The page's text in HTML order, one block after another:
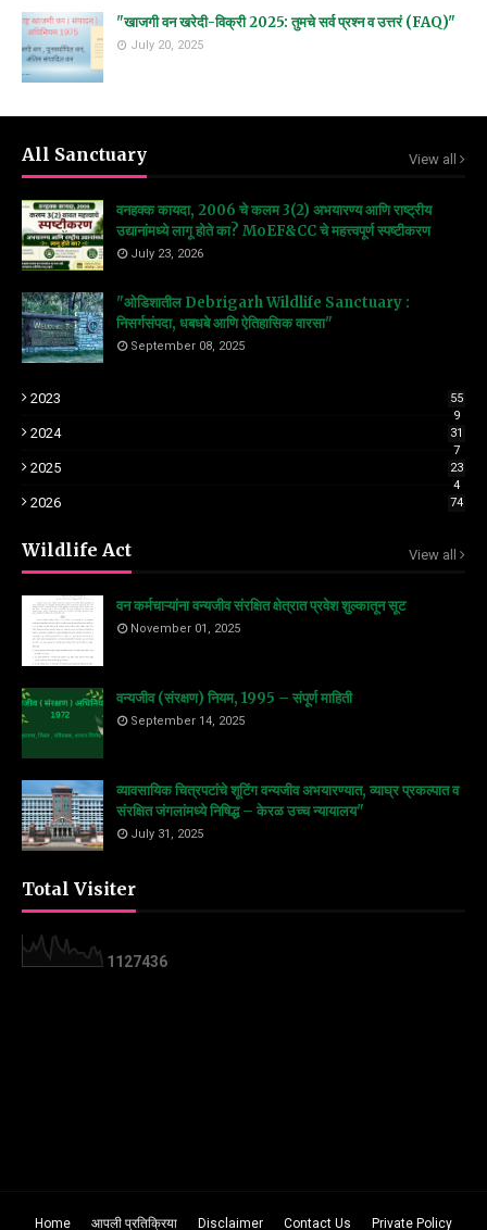
"खाजगी वन खरेदी-विक्री 2025: तुमचे सर्व प्रश्न व उत्तरं (FAQ)"
July 20, 2025
All Sanctuary View all
वनहक्क कायदा, 2006 चे कलम 3(2) अभयारण्य आणि राष्ट्रीय
उद्यानांमध्ये लागू होते का? MoEF&CC चे महत्त्वपूर्ण स्पष्टीकरण
July 23, 2026
"ओडिशातील Debrigarh Wildlife Sanctuary :
निसर्गसंपदा, धबधबे आणि ऐतिहासिक वारसा"
September 08, 2025
2023
55
9
2024
31
7
2025
23
4
2026 74
Wildlife Act View all
वन कर्मचाऱ्यांना वन्यजीव संरक्षित क्षेत्रात प्रवेश शुल्कातून सूट
November 01, 2025
वन्यजीव (संरक्षण) नियम, 1995 – संपूर्ण माहिती
September 14, 2025
व्यावसायिक चित्रपटांचे शूटिंग वन्यजीव अभयारण्यात, व्याघ्र प्रकल्पात व
संरक्षित जंगलांमध्ये निषिद्ध – केरळ उच्च न्यायालय"
July 31, 2025
Total Visiter
1 1 27436
Home आपली प्रतिक्रिया Disclaimer Contact Us Private Policy